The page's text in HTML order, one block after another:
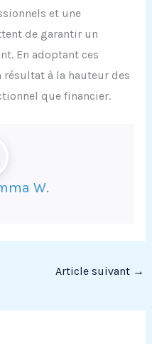
et une
de garantir un
En adoptant ces
à la hauteur des
que financier.
W.
Article suivant →